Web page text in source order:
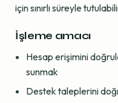
için sınırlı süreyle
İşleme amacı
Hesap erişimini
sunmak
Destek taleplerini